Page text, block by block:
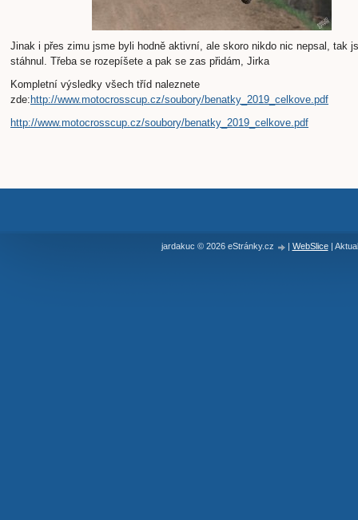
Jinak i přes zimu jsme byli hodně aktivní, ale skoro nikdo nic nepsal, tak
stáhnul. Třeba se rozepíšete a pak se zas přidám, Jirka
Kompletní výsledky všech tříd naleznete
zde: http://www.motocrosscup.cz/soubory/benatky_2019_celkove.pdf
http://www.motocrosscup.cz/soubory/benatky_2019_celkove.pdf
jardakuc © 2026 eStránky.cz | WebSlice |